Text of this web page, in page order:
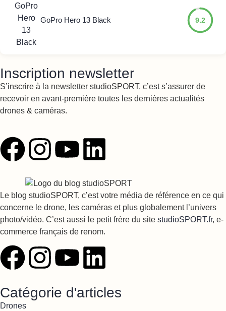
GoPro Hero 13 Black 9.2
Inscription newsletter
S’inscrire à la newsletter studioSPORT, c’est s’assurer de
recevoir en avant-première toutes les dernières actualités
drones & caméras.
Le blog studioSPORT, c’est votre média de référence en ce qui
concerne le drone, les caméras et plus globalement l’univers
photo/vidéo. C’est aussi le petit frère du site studioSPORT.fr, e-
commerce français de renom.
Catégorie d'articles
Drones